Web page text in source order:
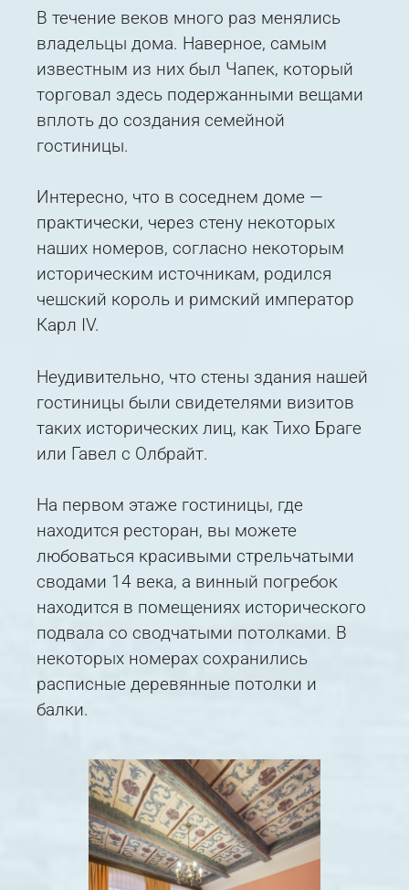
В течение веков много раз менялись
владельцы дома. Наверное, самым
известным из них был Чапек, который
торговал здесь подержанными вещами
вплоть до создания семейной
гостиницы.
Интересно, что в соседнем доме —
практически, через стену некоторых
наших номеров, согласно некоторым
историческим источникам, родился
чешский король и римский император
Карл IV.
Неудивительно, что стены здания нашей
гостиницы были свидетелями визитов
таких исторических лиц, как Тихо Браге
или Гавел с Олбрайт.
На первом этаже гостиницы, где
находится ресторан, вы можете
любоваться красивыми стрельчатыми
сводами 14 века, а винный погребок
находится в помещениях исторического
подвала со сводчатыми потолками. В
некоторых номерах сохранились
расписные деревянные потолки и
балки.